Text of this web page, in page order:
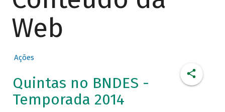
Web
Ações
Quintas no BNDES -
Temporada 2014